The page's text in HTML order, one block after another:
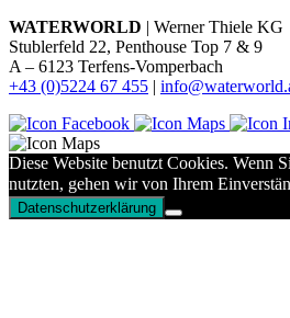
WATERWORLD | Werner Thiele KG
Stublerfeld 22, Penthouse Top 7 & 9
A – 6123 Terfens-Vomperbach
+43 (0)5224 67 455 |
Diese Website benutzt Cookies. Wenn
nutzten, gehen wir von Ihrem
Datenschutzerklärung